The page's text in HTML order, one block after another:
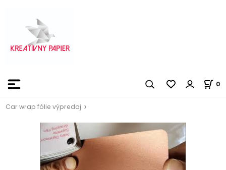
0
Car wrap fólie výpredaj